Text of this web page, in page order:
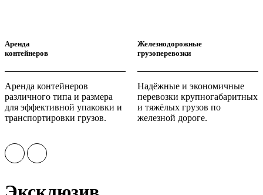
Аренда
контейнеров
Аренда контейнеров
различного типа и размера
для эффективной упаковки и
транспортировки грузов.
Железнодорожные
грузоперевозки
Надёжные и экономичные
перевозки крупногабаритных
и тяжёлых грузов по
железной дороге.